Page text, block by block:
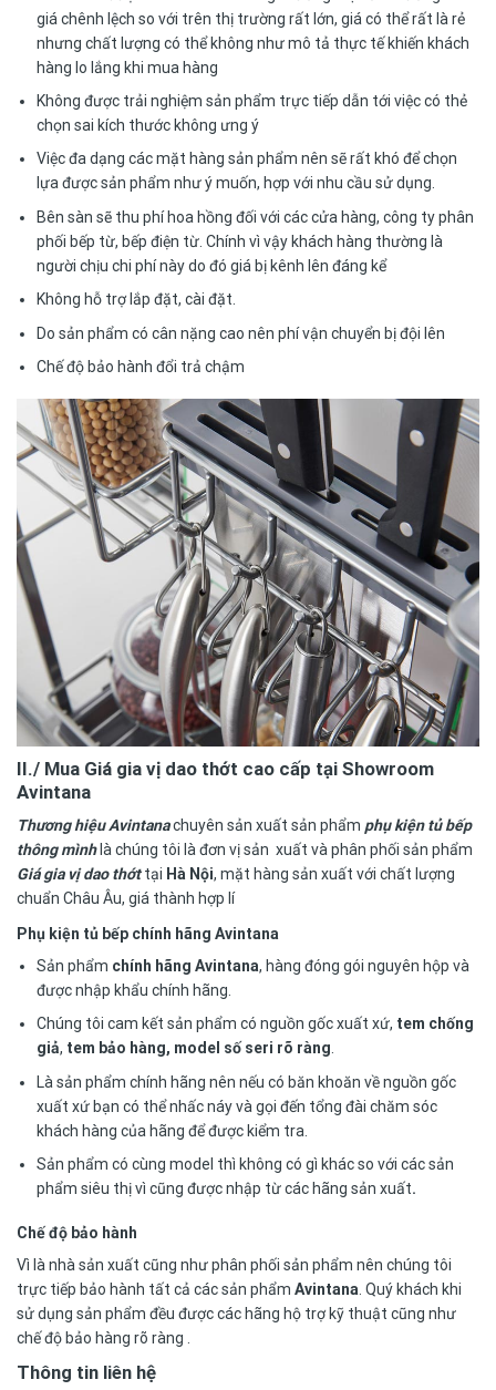
giá chênh lệch so với trên thị trường rất lớn, giá có thể rất là rẻ
nhưng chất lượng có thể không như mô tả thực tế khiến khách
hàng lo lắng khi mua hàng
Không được trải nghiệm sản phẩm trực tiếp dẫn tới việc có thẻ
chọn sai kích thước không ưng ý
Việc đa dạng các mặt hàng sản phẩm nên sẽ rất khó để chọn
lựa được sản phẩm như ý muốn, hợp với nhu cầu sử dụng.
Bên sàn sẽ thu phí hoa hồng đối với các cửa hàng, công ty phân
phối bếp từ, bếp điện từ. Chính vì vậy khách hàng thường là
người chịu chi phí này do đó giá bị kênh lên đáng kể
Không hỗ trợ lắp đặt, cài đặt.
Do sản phẩm có cân nặng cao nên phí vận chuyển bị đội lên
Chế độ bảo hành đổi trả chậm
II./ Mua Giá gia vị dao thớt cao cấp tại Showroom
Avintana
Thương hiệu Avintanachuyên sản xuất sản phẩm phụ kiện tủ bếp
thông mìnhlà chúng tôi là đơn vị sản xuất và phân phối sản phẩm
Giá gia vị dao thớttại Hà Nội, mặt hàng sản xuất với chất lượng
chuẩn Châu Âu, giá thành hợp lí
Phụ kiện tủ bếp chính hãng Avintana
Sản phẩm chính hãng Avintana, hàng đóng gói nguyên hộp và
được nhập khẩu chính hãng.
Chúng tôi cam kết sản phẩm có nguồn gốc xuất xứ, tem chống
giả, tem bảo hàng, model số seri rõ ràng.
Là sản phẩm chính hãng nên nếu có băn khoăn về nguồn gốc
xuất xứ bạn có thể nhấc náy và gọi đến tổng đài chăm sóc
khách hàng của hãng để được kiểm tra.
Sản phẩm có cùng model thì không có gì khác so với các sản
phẩm siêu thị vì cũng được nhập từ các hãng sản xuất.
Chế độ bảo hành
Vì là nhà sản xuất cũng như phân phối sản phẩm nên chúng tôi
trực tiếp bảo hành tất cả các sản phẩm Avintana. Quý khách khi
sử dụng sản phẩm đều được các hãng hộ trợ kỹ thuật cũng như
chế độ bảo hàng rõ ràng .
Thông tin liên hệ